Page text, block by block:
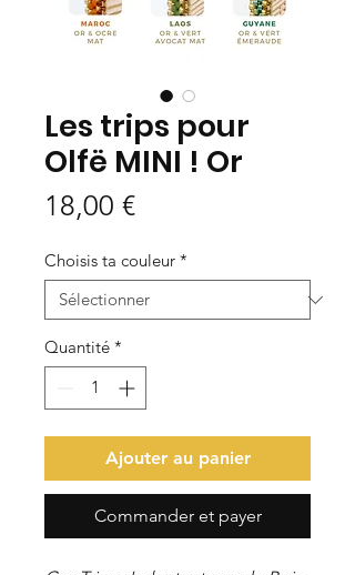
Les trips pour
Olfë MINI ! Or
18,00 €Prix
Choisis ta couleur *
Quantité *
Ajouter au panier
Commander et payer